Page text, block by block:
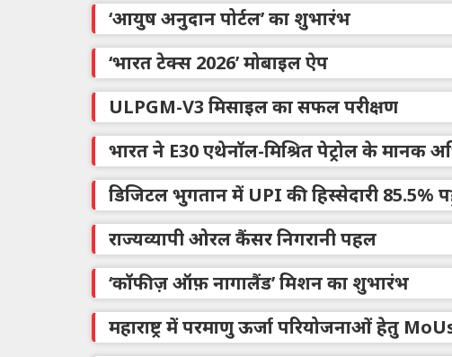
‘आयुष अनुदान पोर्टल’ का शुभारंभ
‘भारत टेक्स 2026’ मोबाइल ऐप
ULPGM-V3 मिसाइल का सफल परीक्षण
भारत ने E30 एथेनॉल-मिश्रित पेट्रोल के मानक
डिजिटल भुगतान में UPI की हिस्सेदारी 85.5%
राज्यव्यापी ओरल कैंसर निगरानी पहल
‘कॉफीज़ ऑफ़ नागालैंड’ मिशन का शुभारंभ
महाराष्ट्र में परमाणु ऊर्जा परियोजनाओं हेतु